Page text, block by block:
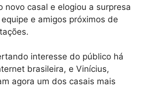
casal e elogiou a surpresa
e amigos próximos de
interesse do público há
brasileira, e Vinícius,
agora um dos casais mais